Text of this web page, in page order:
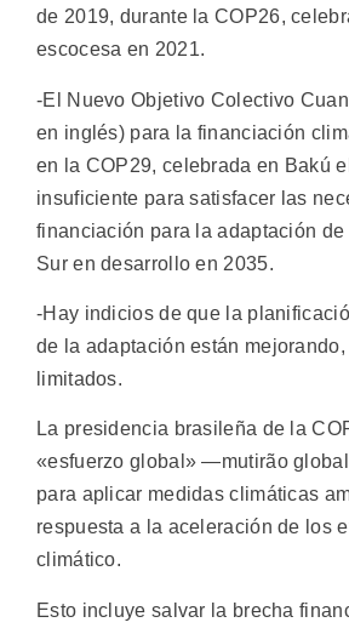
de 2019, durante la COP26,
escocesa en 2021.
-El Nuevo Objetivo Colectivo
en inglés) para la financiación
en la COP29, celebrada en Bakú
insuficiente para satisfacer las
financiación para la adaptación de
Sur en desarrollo en 2035.
-Hay indicios de que la
de la adaptación están mejorando,
limitados.
La presidencia brasileña de la
«esfuerzo global» —mutirão
para aplicar medidas climáticas
respuesta a la aceleración de los
climático.
Esto incluye salvar la brecha